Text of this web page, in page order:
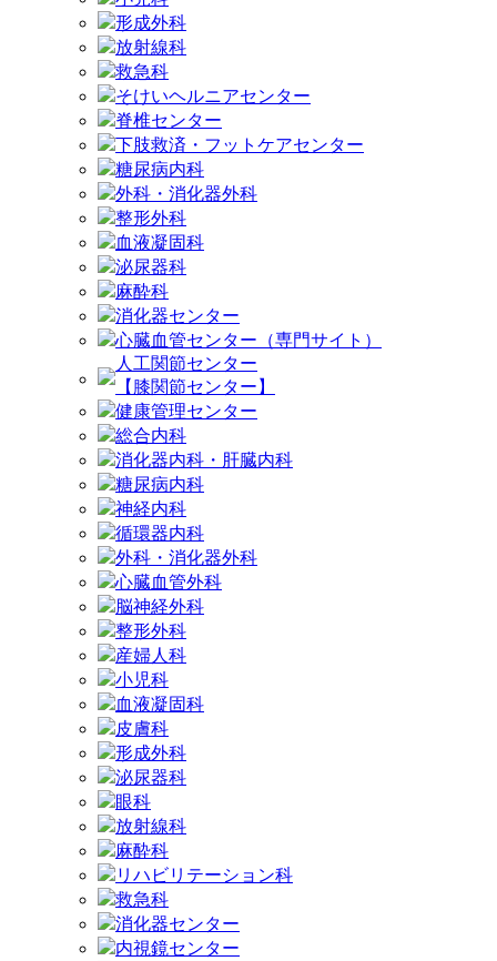
形成外科
放射線科
救急科
そけいヘルニアセンター
脊椎センター
下肢救済・フットケアセンター
糖尿病内科
外科・消化器外科
整形外科
血液凝固科
泌尿器科
麻酔科
消化器センター
心臓血管センター（専門サイト）
人工関節センター
【膝関節センター】
健康管理センター
総合内科
消化器内科・肝臓内科
糖尿病内科
神経内科
循環器内科
外科・消化器外科
心臓血管外科
脳神経外科
整形外科
産婦人科
小児科
血液凝固科
皮膚科
形成外科
泌尿器科
眼科
放射線科
麻酔科
リハビリテーション科
救急科
消化器センター
内視鏡センター